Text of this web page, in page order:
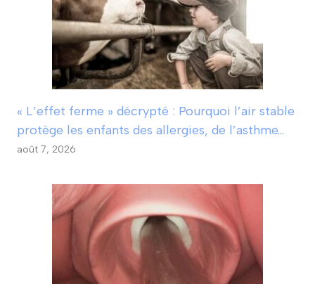
« L’effet ferme » décrypté : Pourquoi l’air stable
protège les enfants des allergies, de l’asthme…
août 7, 2026